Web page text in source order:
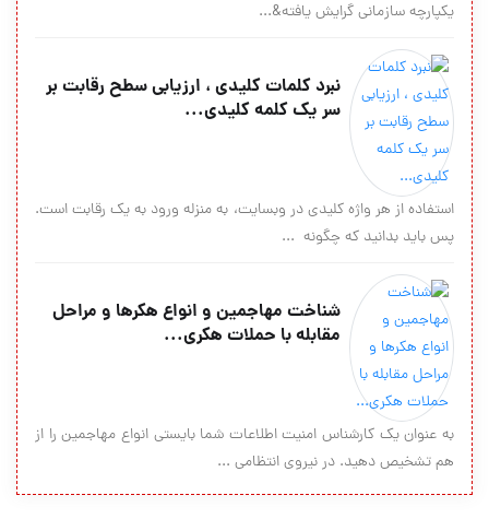
یکپارچه سازمانی گرایش یافته&...
نبرد کلمات کلیدی ، ارزیابی سطح رقابت بر
سر یک کلمه کلیدی...
استفاده از هر واژه کلیدی در وبسایت، به منزله ورود به یک رقابت است.
پس باید بدانید که چگونه ...
شناخت مهاجمین و انواع هکرها و مراحل
مقابله با حملات هکری...
به عنوان یک کارشناس امنیت اطلاعات شما بایستی انواع مهاجمین را از
هم تشخیص دهید. در نیروی انتظامی ...